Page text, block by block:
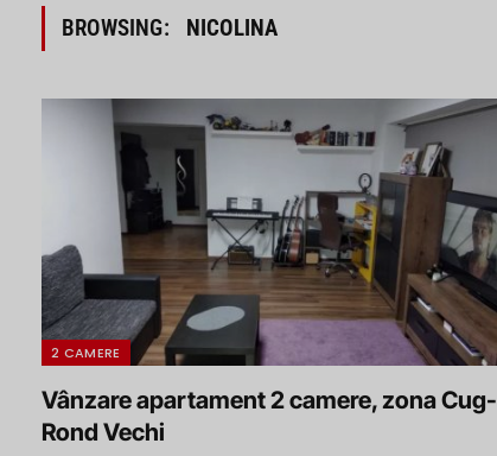
BROWSING: NICOLINA
2 CAMERE
Vânzare apartament 2 camere, zona Cug-
Rond Vechi